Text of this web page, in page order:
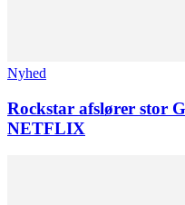
Nyhed
Rockstar afslører stor
NETFLIX